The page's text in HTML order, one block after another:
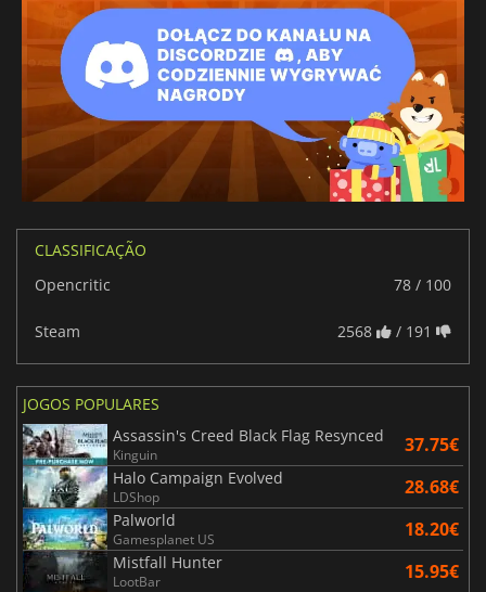
CLASSIFICAÇÃO
Opencritic
78 / 100
Steam 2568 / 191
JOGOS POPULARES
Assassin's Creed Black Flag Resynced
Kinguin 37.75€
Halo Campaign Evolved
LDShop 28.68€
Palworld
Gamesplanet US 18.20€
Mistfall Hunter
LootBar 15.95€